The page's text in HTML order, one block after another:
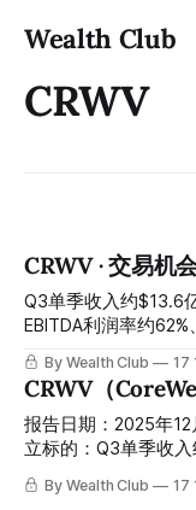
Wealth Club
CRWV
CRWV · 交易机
Q3单季收入约$13.6
EBITDA利润率约
NVIDIA约$20亿战略
Meta约$142亿六年
致全年指引小幅下调
$65：延误没有改变
美元、NVIDIA在延
罚的错杀建仓窗口 Q3 quarterly revenue of about $1.36
By Wealth Club 17
CRWV（
报告日期：2025年12月17日 全球AI算力基础
立标的：Q3单季收
$8000万、Adjusted
压约$556亿同比增长
By Wealth Club 17